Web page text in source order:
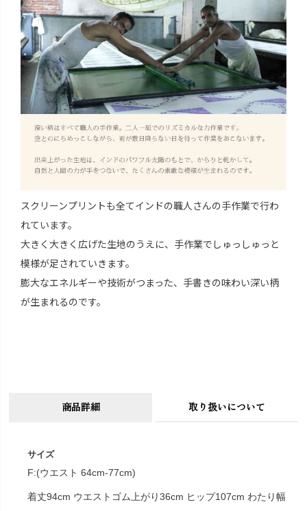
スクリーンプリントも全てインドの職人さんの手作業で行わ
れています。
大きく大きく広げた生地のうえに、手作業でしゅっしゅっと
模様が足されていきます。
膨大なエネルギーや技術がつまった、手書きの味わい深い柄
が生まれるのです。
商品詳細 取り扱いについて
サイズ
F:(ウエスト 64cm-77cm)
着丈94cm ウエストゴム上がり36cm ヒップ107cm わたり幅